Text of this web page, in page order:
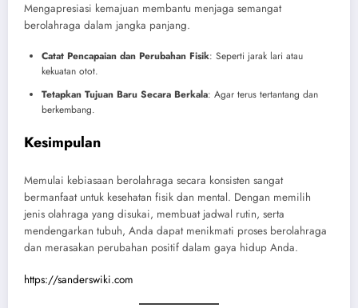
Mengapresiasi kemajuan membantu menjaga semangat
berolahraga dalam jangka panjang.
Catat Pencapaian dan Perubahan Fisik: Seperti jarak lari atau
kekuatan otot.
Tetapkan Tujuan Baru Secara Berkala: Agar terus tertantang dan
berkembang.
Kesimpulan
Memulai kebiasaan berolahraga secara konsisten sangat
bermanfaat untuk kesehatan fisik dan mental. Dengan memilih
jenis olahraga yang disukai, membuat jadwal rutin, serta
mendengarkan tubuh, Anda dapat menikmati proses berolahraga
dan merasakan perubahan positif dalam gaya hidup Anda.
https://sanderswiki.com